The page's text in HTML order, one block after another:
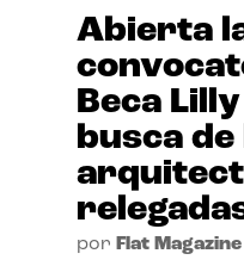
Abierta
Beca
busca de
por Flat Magazine|